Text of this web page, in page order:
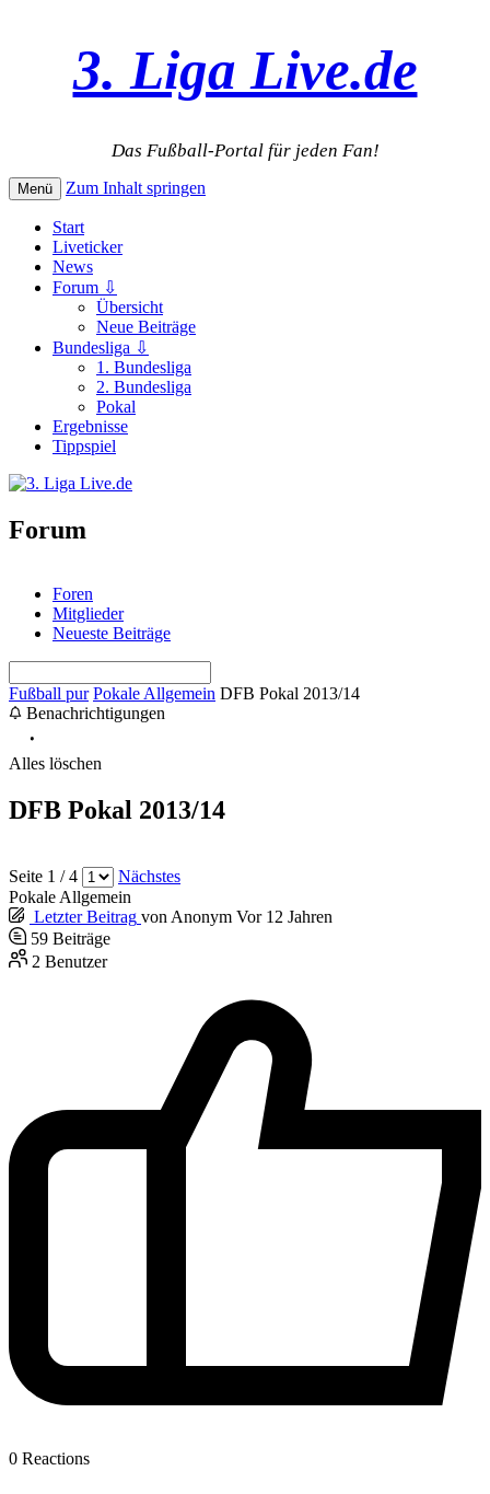
3. Liga Live.de
Das Fußball-Portal für jeden Fan!
Menü Zum Inhalt springen
Start
Liveticker
News
Forum ⇩
Übersicht
Neue Beiträge
Bundesliga ⇩
1. Bundesliga
2. Bundesliga
Pokal
Ergebnisse
Tippspiel
Forum
Foren
Mitglieder
Neueste Beiträge
Fußball pur Pokale Allgemein DFB Pokal 2013/14
Benachrichtigungen
Alles löschen
DFB Pokal 2013/14
Seite 1 / 4
Nächstes
Pokale Allgemein
Letzter Beitrag von Anonym Vor 12 Jahren
59 Beiträge
2 Benutzer
0 Reactions